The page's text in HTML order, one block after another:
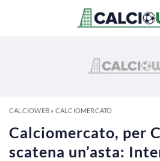
CALCIOWEB» CALCIOMERCATO
Calciomercato, per
scatena un’asta: